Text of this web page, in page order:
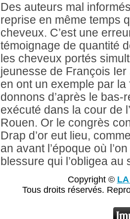
Des auteurs mal
reprise en même temps
cheveux. C’est une
témoignage de quantité
les cheveux portés
jeunesse de François
en ont un exemple par
donnons d’après le bas-
exécuté dans la cour de
Rouen. Or le congrès
Drap d’or eut lieu,
an avant l’époque où
blessure qui l’obligea
Copyright ©
Tous droits réservés.